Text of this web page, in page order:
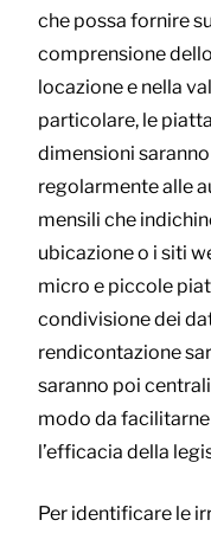
che possa fornire
comprensione
locazione e nella
particolare, le
dimensioni
regolarmente alle
mensili che
ubicazione o i siti
micro e piccole
condivisione dei
rendicontazione
saranno poi
modo da
l’efficacia della
Per identificare le